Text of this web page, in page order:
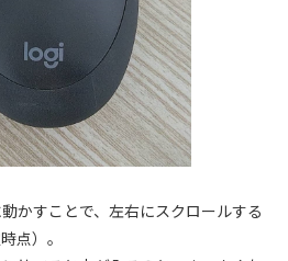
かすことで、左右にスクロールする
点）。